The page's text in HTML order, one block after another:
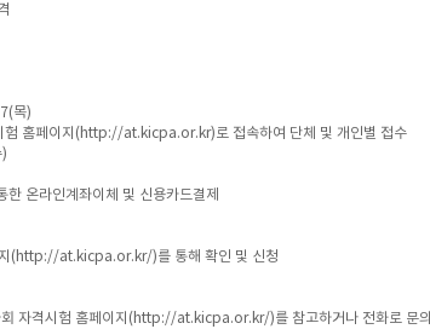
목)
홈페이지 ( http://at.kicpa.or.kr)로 접속하여 단체 및 개인별 접수
온라인계좌이체 및 신용카드결제
( http://at.kicpa.or.kr/)를 통해 확인 및 신청
자격시험 홈페이지( http://at.kicpa.or.kr/)를 참고하거나 전화로 문의